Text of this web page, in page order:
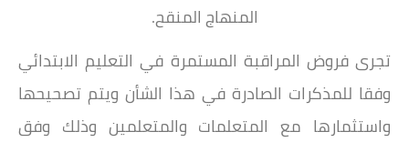
المنهاج المنقح.
تجرى فروض المراقبة المستمرة في التعليم الابتدائي
وفقا للمذكرات الصادرة في هذا الشأن ويتم تصحيحها
واستثمارها مع المتعلمات والمتعلمين وذلك وفق